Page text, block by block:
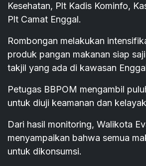
Kesehatan, Plt Kadis Kominfo,
Plt Camat Enggal.
Rombongan melakukan
produk pangan makanan siap
takjil yang ada di kawasan
Petugas BBPOM mengambil
untuk diuji keamanan dan
Dari hasil monitoring, Walikota
menyampaikan bahwa semua
untuk dikonsumsi.